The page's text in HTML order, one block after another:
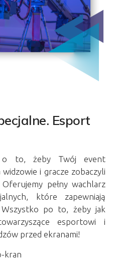
Esport
o to, żeby Twój event
i gracze zobaczyli
pełny wachlarz
które zapewniają
Wszystko po to, żeby jak
esportowi i
przed ekranami!
kran